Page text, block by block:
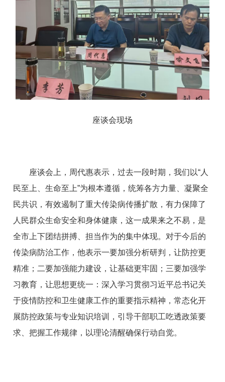
座谈会现场
座谈会上，周代惠表示 ，过去一段时期，我们以“人
民至上、生命至上”为根本遵循，统筹各方力量、凝聚全
民共识，有效遏制了重大传染病传播扩散，有力保障了
人民群众生命安全和身体健康，这一成果来之不易，是
全市上下团结拼搏、担当作为的集中体现。对于今后的
传染病防治工作 ，他表示一要加强分析研判，让防控更
精准 ；二要加强能力建设，让基础更牢固 ；三要加强学
习教育，让思想更统一：深入学习贯彻习近平总书记关
于疫情防控和卫生健康工作的重要指示精神，常态化开
展防控政策与专业知识培训，引导干部职工吃透政策要
求、把握工作规律，以理论清醒确保行动自觉。